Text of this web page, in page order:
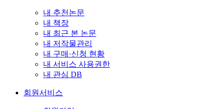
내 추천논문
내 책장
내 최근 본 논문
내 저작물관리
내 구매·신청 현황
내 서비스 사용권한
내 관심 DB
회원서비스